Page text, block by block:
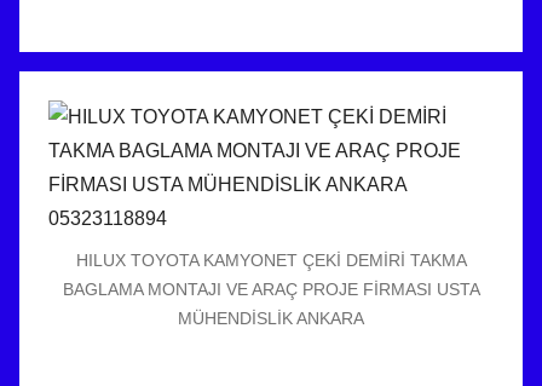
HILUX TOYOTA KAMYONET ÇEKİ DEMİRİ TAKMA
BAGLAMA MONTAJI VE ARAÇ PROJE FİRMASI USTA
MÜHENDİSLİK ANKARA